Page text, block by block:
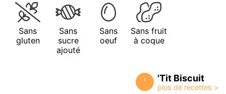
Sans
gluten
Sans
sucre
ajouté
Sans
oeuf
Sans fruit
à coque
' 'Tit Biscuit